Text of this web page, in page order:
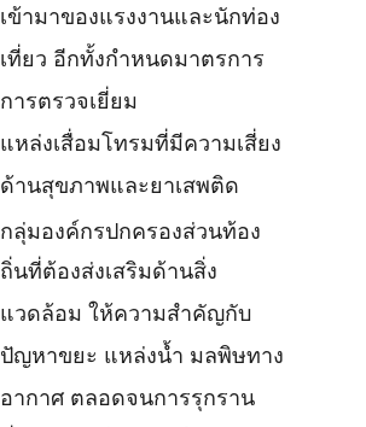
เข้ามาของแรงงานและนักท่อง
เที่ยว อีกทั้งกำหนดมาตรการ
การตรวจเยี่ยม
แหล่งเสื่อมโทรมที่มีความเสี่ยง
ด้านสุขภาพและยาเสพติด
กลุ่มองค์กรปกครองส่วนท้อง
ถิ่นที่ต้องส่งเสริมด้านสิ่ง
แวดล้อม ให้ความสำคัญกับ
ปัญหาขยะ แหล่งน้ำ มลพิษทาง
อากาศ ตลอดจนการรุกราน